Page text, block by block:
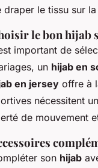
draper le tissu sur
le bon hijab
important de
un hijab en
en jersey offre à
nécessitent un
de mouvement
son hijab